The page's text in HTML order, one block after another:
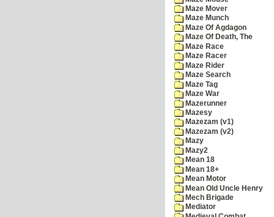
Maze Mover
Maze Munch
Maze Of Agdagon
Maze Of Death, The
Maze Race
Maze Racer
Maze Rider
Maze Search
Maze Tag
Maze War
Mazerunner
Mazesy
Mazezam (v1)
Mazezam (v2)
Mazy
Mazy2
Mean 18
Mean 18+
Mean Motor
Mean Old Uncle Henry
Mech Brigade
Mediator